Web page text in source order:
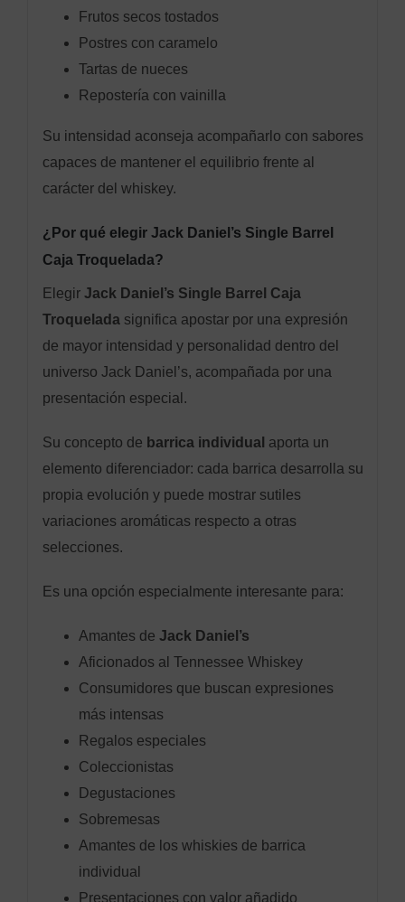
Frutos secos tostados
Postres con caramelo
Tartas de nueces
Repostería con vainilla
Su intensidad aconseja acompañarlo con sabores
capaces de mantener el equilibrio frente al
carácter del whiskey.
¿Por qué elegir Jack Daniel’s Single Barrel
Caja Troquelada?
Elegir Jack Daniel’s Single Barrel Caja
Troqueladasignifica apostar por una expresión
de mayor intensidad y personalidad dentro del
universo Jack Daniel’s, acompañada por una
presentación especial.
Su concepto de barrica individual aporta un
elemento diferenciador: cada barrica desarrolla su
propia evolución y puede mostrar sutiles
variaciones aromáticas respecto a otras
selecciones.
Es una opción especialmente interesante para:
Amantes de Jack Daniel’s
Aficionados al Tennessee Whiskey
Consumidores que buscan expresiones
más intensas
Regalos especiales
Coleccionistas
Degustaciones
Sobremesas
Amantes de los whiskies de barrica
individual
Presentaciones con valor añadido